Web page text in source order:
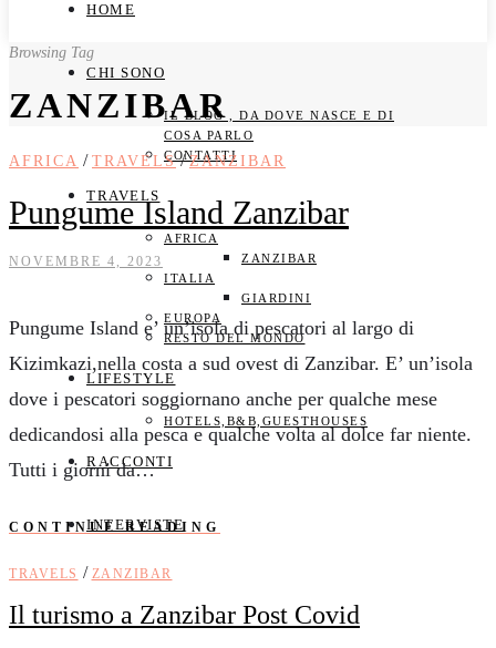
HOME
CHI SONO
IL BLOG , DA DOVE NASCE E DI
COSA PARLO
CONTATTI
TRAVELS
AFRICA
ZANZIBAR
ITALIA
GIARDINI
EUROPA
RESTO DEL MONDO
LIFESTYLE
HOTELS,B&B,GUESTHOUSES
RACCONTI
INTERVISTE
Browsing Tag
ZANZIBAR
AFRICA / TRAVELS / ZANZIBAR
Pungume Island Zanzibar
NOVEMBRE 4, 2023
Pungume Island e’ un’isola di pescatori al largo di
Kizimkazi,nella costa a sud ovest di Zanzibar. E’ un’isola
dove i pescatori soggiornano anche per qualche mese
dedicandosi alla pesca e qualche volta al dolce far niente.
Tutti i giorni da…
CONTINUE READING
TRAVELS / ZANZIBAR
Il turismo a Zanzibar Post Covid